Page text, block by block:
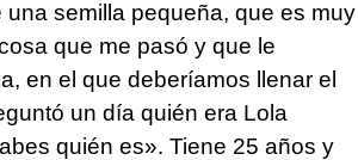
semilla pequeña, que es muy
que me pasó y que le
en el que deberíamos llenar el
un día quién era Lola
quién es». Tiene 25 años y